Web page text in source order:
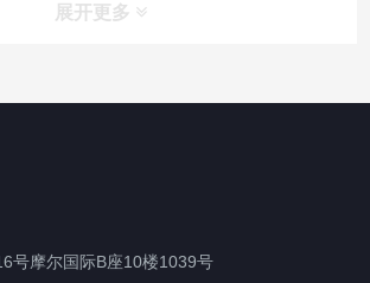
展开更多
号摩尔国际B座10楼1039号